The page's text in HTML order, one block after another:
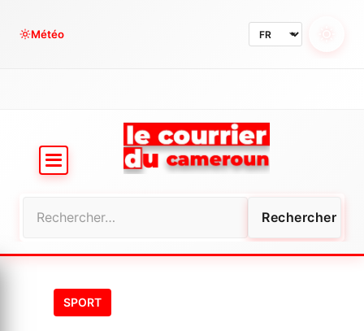
Météo
SPORT